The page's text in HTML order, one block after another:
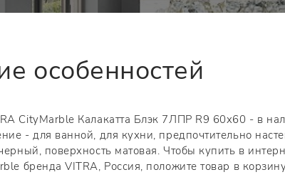
особенностей
CityMarble Калакатта Блэк 7ЛПР R9 60x60 - в
- для ванной, для кухни, предпочтительно
поверхность матовая. Чтобы купить в
бренда VITRA, Россия, положите товар в